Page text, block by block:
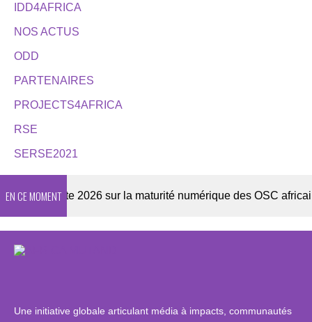
IDD4AFRICA
NOS ACTUS
ODD
PARTENAIRES
PROJECTS4AFRICA
RSE
SERSE2021
EN CE MOMENT
Enquête 2026 sur la maturité numérique des OSC africaines
Une initiative globale articulant média à impacts, communautés